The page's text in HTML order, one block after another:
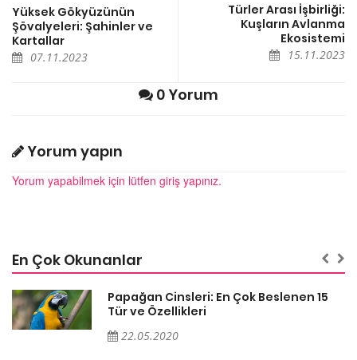
Yüksek Gökyüzünün
Şövalyeleri: Şahinler ve
Kartallar
07.11.2023
Türler Arası İşbirliği:
Kuşların Avlanma
Ekosistemi
15.11.2023
0 Yorum
Yorum yapın
Yorum yapabilmek için lütfen giriş yapınız.
En Çok Okunanlar
Papağan Cinsleri: En Çok Beslenen 15
Tür ve Özellikleri
22.05.2020